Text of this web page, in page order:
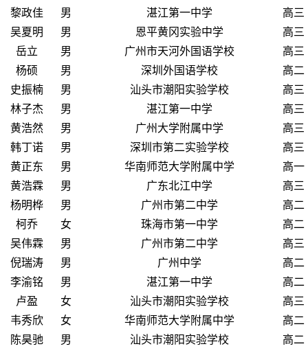
黎政佳
男 湛江第一中学
高三
吴夏明
男 恩平黄冈实验中学
高三
岳立
男 广州市天河外国语学校
高三
杨硕
男 深圳外国语学校
高二
史振楠
男 汕头市潮阳实验学校
高三
林子杰
男 湛江第一中学
高三
黄浩然
男 广州大学附属中学
高三
韩丁诺
男 深圳市第二实验学校
高三
黄正东
男 华南师范大学附属中学
高一
黄浩霖
男 广东北江中学
高三
杨明桦
男 广州市第二中学
高二
柯乔
女 珠海市第一中学
高二
吴伟霖
男 广州市第二中学
高三
倪瑞涛
男 广州中学
高二
李渝铭
男 湛江第一中学
高二
卢盈
女 汕头市潮阳实验学校
高三
韦秀欣
女 华南师范大学附属中学
高二
陈昊驰
男 汕头市潮阳实验学校
高二